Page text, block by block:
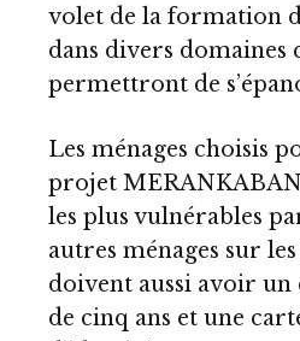
volet de la formation
dans divers domaines
permettront de
Les ménages choisis
projet
les plus vulnérables
autres ménages sur
doivent aussi avoir un
de cinq ans et une